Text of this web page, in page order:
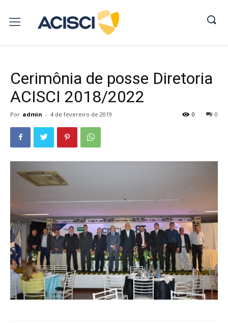
Cerimônia de posse Diretoria
ACISCI 2018/2022
Por admin - 4 de fevereiro de 2019 0
0